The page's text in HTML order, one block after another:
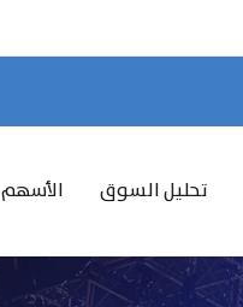
تحليل السوق الأسهم